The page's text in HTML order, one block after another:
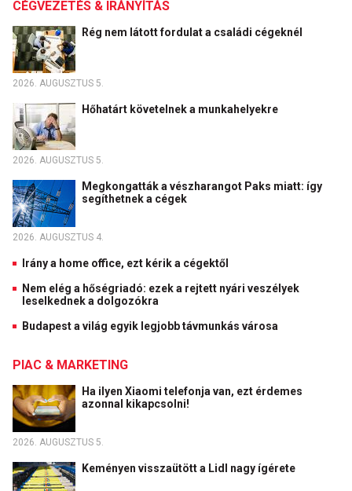
CÉGVEZETÉS & IRÁNYÍTÁS
Rég nem látott fordulat a családi cégeknél
2026. AUGUSZTUS 5.
Hőhatárt követelnek a munkahelyekre
2026. AUGUSZTUS 5.
Megkongatták a vészharangot Paks miatt: így
segíthetnek a cégek
2026. AUGUSZTUS 4.
Irány a home office, ezt kérik a cégektől
Nem elég a hőségriadó: ezek a rejtett nyári veszélyek
leselkednek a dolgozókra
Budapest a világ egyik legjobb távmunkás városa
PIAC & MARKETING
Ha ilyen Xiaomi telefonja van, ezt érdemes
azonnal kikapcsolni!
2026. AUGUSZTUS 5.
Keményen visszaütött a Lidl nagy ígérete